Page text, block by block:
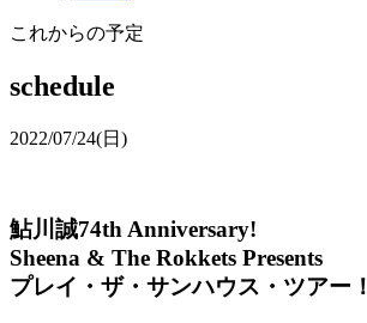
これからの予定
schedule
2022/07/24(日)
鮎川誠74th Anniversary!
Sheena & The Rokkets Presents
プレイ・ザ・サンハウス・ツアー！